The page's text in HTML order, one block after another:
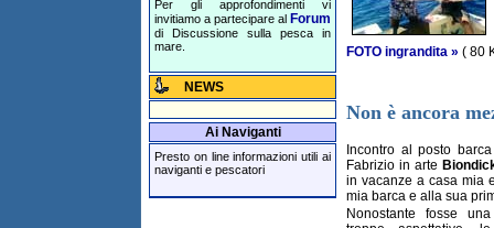
Per gli approfondimenti vi
invitiamo a partecipare al Forum
di Discussione sulla pesca in
mare.
NEWS
Ai Naviganti
Presto on line informazioni utili ai
naviganti e pescatori
FOTO ingrandita » ( 80
Non è ancora
Incontro al posto
Fabrizio in arte
in vacanze a casa mia
mia barca e alla sua
Nonostante fosse